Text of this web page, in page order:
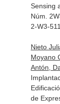
Sensing
Núm.
2-W3-
Nieto
Moyano
Antón,
de